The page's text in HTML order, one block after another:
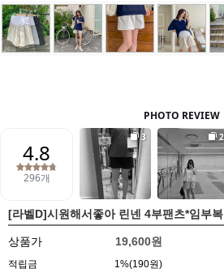
[라벨D]시원해서좋아 린넨 4부팬츠*임부복
상품가 19,600원
적립금 1%(190원)